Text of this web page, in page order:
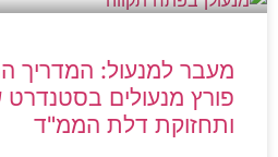
מעבר למנעול: המדריך
פורץ מנעולים
ותחזוקת דלת הממ"ד